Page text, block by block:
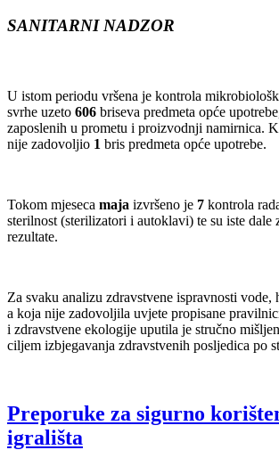
SANITARNI NADZOR
U istom periodu vršena je kontrola
svrhe uzeto 606 briseva predmeta opće
zaposlenih u prometu i proizvodnji namirnica.
nije zadovoljio 1 bris predmeta opće upotrebe.
Tokom mjeseca maja izvršeno je 7 kontrola
sterilnost (sterilizatori i autoklavi) te su iste dale
rezultate.
Za svaku analizu zdravstvene ispravnosti vode,
a koja nije zadovoljila uvjete propisane
i zdravstvene ekologije uputila je stručno
ciljem izbjegavanja zdravstvenih posljedica po
Preporuke za sigurno
igrališta